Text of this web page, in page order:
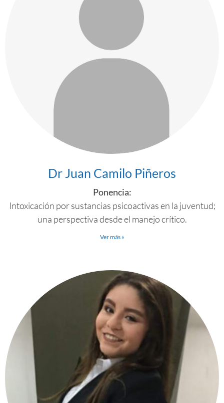
Dr Juan Camilo Piñeros
Ponencia:
Intoxicación por sustancias psicoactivas en la juventud;
una perspectiva desde el manejo crítico.
Ver más »